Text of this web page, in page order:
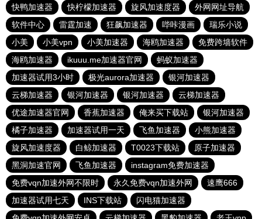
快鸭加速器
快柠檬加速器 旋风加速度器
外网网址导航
软件中心
雷霆加速 狂飙加速器 哔咔漫画
瑞乐小说
小美
小美vpn 小美加速器 海鸥加速器
免费跨墙软件
海鸥加速器
ikuuu.me加速器官网
蚂蚁加速器
加速器试用3小时
极光aurora加速器
银河加速器
云梯加速器
银河加速器 银河加速器
云梯加速器
优途加速器官网
香蕉加速器 俺来买下载站
银河加速器
橘子加速器
加速器试用一天 飞鱼加速器
小熊加速器
旋风加速度器
白鲸加速器 T0023下载站
原子加速器
黑洞加速官网
飞鱼加速器
instagram免费加速器
免费vqn加速外网不限时
永久免费vqn加速外网
速鹰666
加速器试用七天
INS下载站
闪电猫加速器